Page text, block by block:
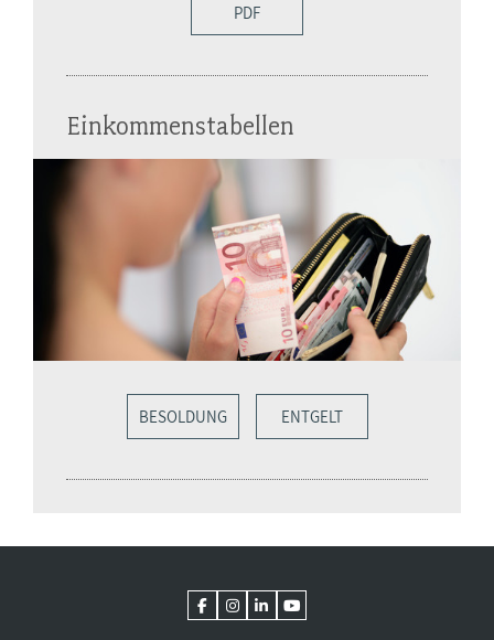
PDF
Einkommenstabellen
BESOLDUNG ENTGELT